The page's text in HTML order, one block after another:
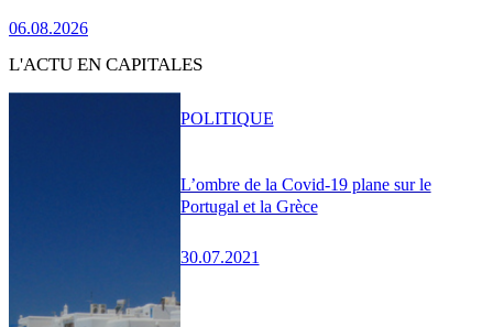
06.08.2026
L'ACTU EN CAPITALES
L’ombre de la Covid-19 plane sur le
Portugal et la Grèce
30.07.2021
POLITIQUE